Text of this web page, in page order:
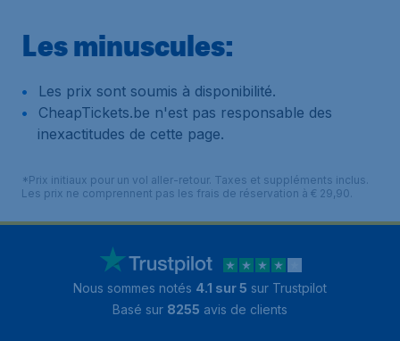
Les minuscules:
Les prix sont soumis à disponibilité.
CheapTickets.be n'est pas responsable des
inexactitudes de cette page.
*Prix initiaux pour un vol aller-retour. Taxes et suppléments inclus.
Les prix ne comprennent pas les frais de réservation à € 29,90.
Nous sommes notés 4.1 sur 5 sur Trustpilot
Basé sur 8255 avis de clients